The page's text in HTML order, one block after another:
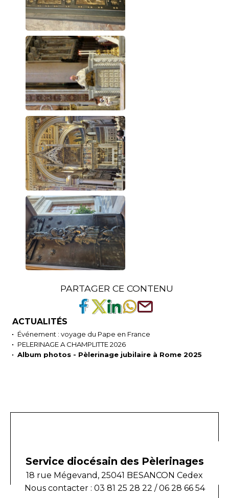
PARTAGER CE CONTENU
ACTUALITÉS
Événement : voyage du Pape en France
PELERINAGE A CHAMPLITTE 2026
Album photos - Pèlerinage jubilaire à Rome 2025
Service diocésain des Pèlerinages
18 rue Mégevand, 25041 BESANCON Cedex
Nous contacter : 03 81 25 28 22 / 06 28 66 54